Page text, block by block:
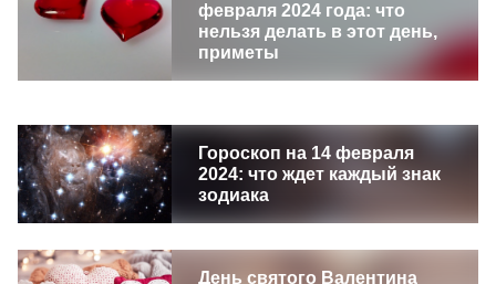
февраля 2024 года: что
нельзя делать в этот день,
приметы
Гороскоп на 14 февраля
2024: что ждет каждый знак
зодиака
День святого Валентина